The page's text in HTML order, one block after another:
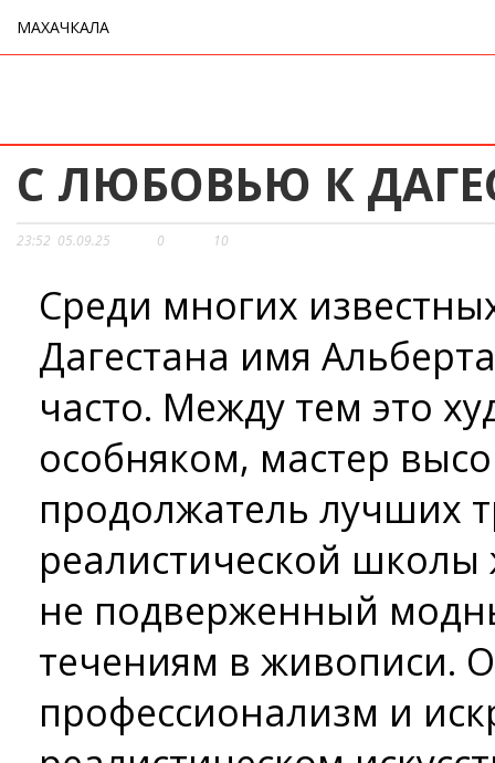
МАХАЧКАЛА
С ЛЮБОВЬЮ К
23:52 05.09.25 0 10
Среди многих
Дагестана имя
часто. Между тем это
особняком, мастер
продолжатель лучших
реалистической
не подверженный
течениям в живописи.
профессионализм и